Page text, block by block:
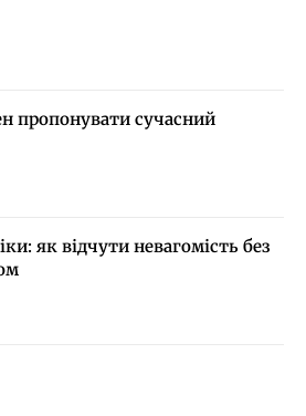
пропонувати сучасний
як відчути невагомість без